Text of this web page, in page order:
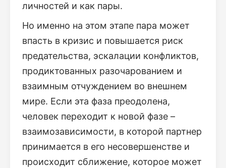
личностей и как пары.
Но именно на этом этапе пара может
впасть в кризис и повышается риск
предательства, эскалации конфликтов,
продиктованных разочарованием и
взаимным отчуждением во внешнем
мире. Если эта фаза преодолена,
человек переходит к новой фазе –
взаимозависимости, в которой партнер
принимается в его несовершенстве и
происходит сближение, которое может